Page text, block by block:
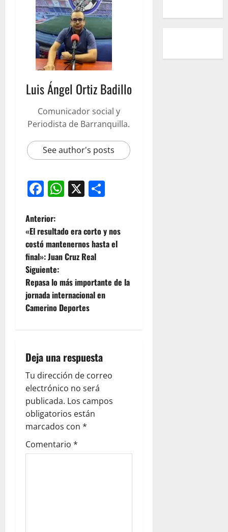
Luis Ángel Ortiz Badillo
Comunicador social y
Periodista de Barranquilla.
See author's posts
Facebook
WhatsApp
X
Anterior:
«El resultado era corto y nos
costó mantenernos hasta el
final»: Juan Cruz Real
Siguiente:
Repasa lo más importante de la
jornada internacional en
Camerino Deportes
Deja una respuesta
Tu dirección de correo
electrónico no será
publicada. Los campos
obligatorios están
marcados con *
Comentario *